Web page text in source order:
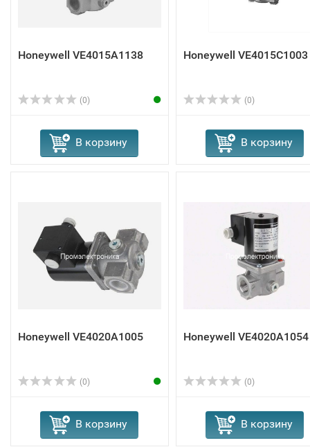
Honeywell VE4015A1138
(0)
В корзину
Honeywell VE4015C1003
(0)
В корзину
Honeywell VE4020A1005
(0)
В корзину
Honeywell VE4020A1054
(0)
В корзину